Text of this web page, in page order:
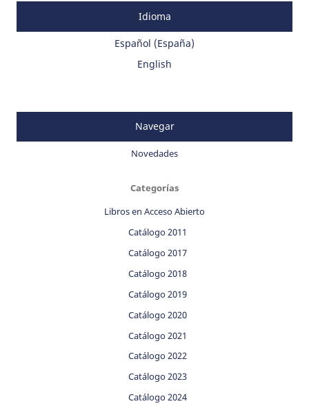
Idioma
Español (España)
English
Navegar
Novedades
Categorías
Libros en Acceso Abierto
Catálogo 2011
Catálogo 2017
Catálogo 2018
Catálogo 2019
Catálogo 2020
Catálogo 2021
Catálogo 2022
Catálogo 2023
Catálogo 2024